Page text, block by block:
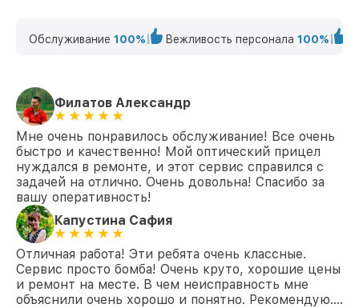
Обслуживание 100% Вежливость персонала 100%
Филатов Александр
Мне очень понравилось обслуживание! Все очень
быстро и качественно! Мой оптический прицел
нуждался в ремонте, и этот сервис справился с
задачей на отлично. Очень довольна! Спасибо за
вашу оперативность!
Капустина Сафия
Отличная работа! Эти ребята очень классные.
Сервис просто бомба! Очень круто, хорошие цены
и ремонт на месте. В чем неисправность мне
объяснили очень хорошо и понятно. Рекомендую….